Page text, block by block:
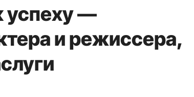
успеху —
и режиссера,